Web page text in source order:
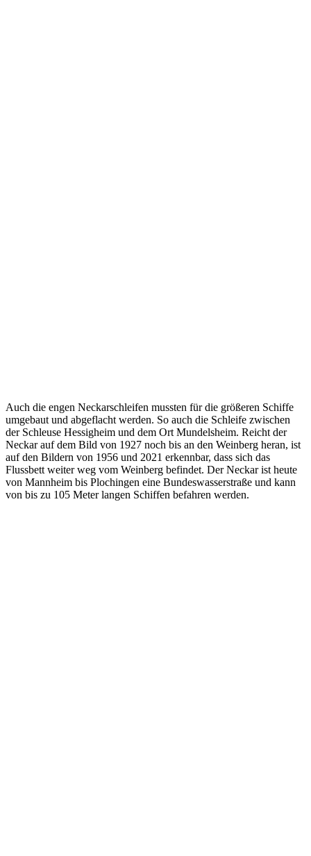
Auch die engen Neckarschleifen mussten für die größeren Schiffe
umgebaut und abgeflacht werden. So auch die Schleife zwischen
der Schleuse Hessigheim und dem Ort Mundelsheim. Reicht der
Neckar auf dem Bild von 1927 noch bis an den Weinberg heran, ist
auf den Bildern von 1956 und 2021 erkennbar, dass sich das
Flussbett weiter weg vom Weinberg befindet. Der Neckar ist heute
von Mannheim bis Plochingen eine Bundeswasserstraße und kann
von bis zu 105 Meter langen Schiffen befahren werden.